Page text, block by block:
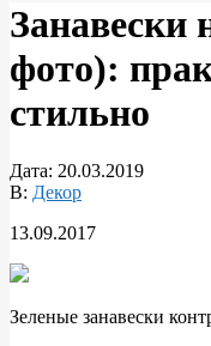
Занавески
фото):
стильно
Дата: 20.03.2019
В: Декор
13.09.2017
Зеленые занавески